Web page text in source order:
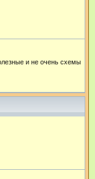
и не очень схемы